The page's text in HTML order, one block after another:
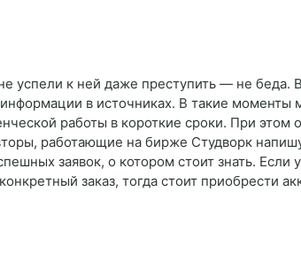
успели к ней даже преступить — не беда.
информации в источниках. В такие моменты
работы в короткие сроки. При этом
работающие на бирже Студворк
заявок, о котором стоит знать. Если
заказ, тогда стоит приобрести